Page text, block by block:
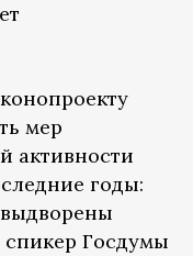
мер
активности
годы:
Госдумы